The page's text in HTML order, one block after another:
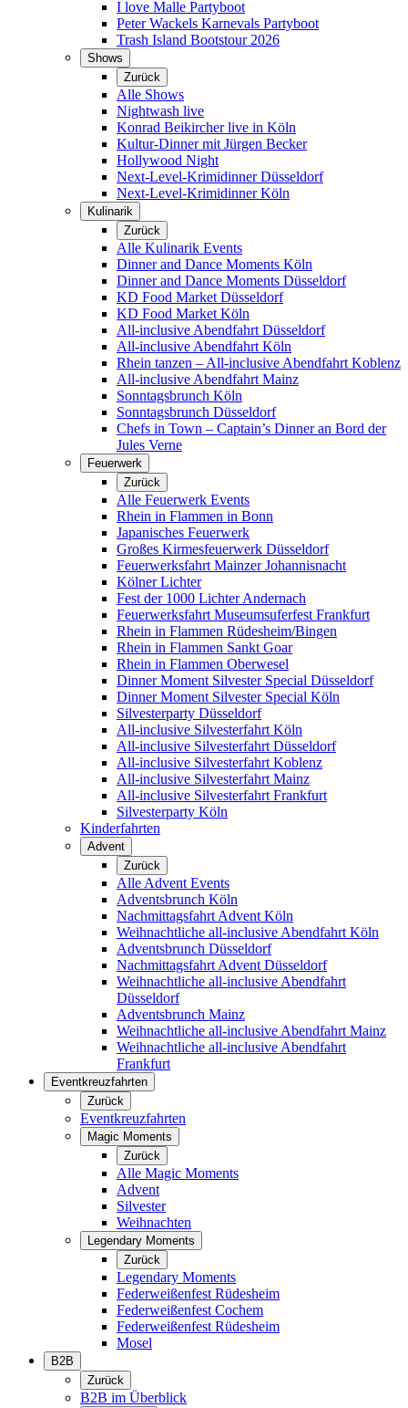
I love Malle Partyboot
Peter Wackels Karnevals Partyboot
Trash Island Bootstour 2026
Shows
Zurück
Alle Shows
Nightwash live
Konrad Beikircher live in Köln
Kultur-Dinner mit Jürgen Becker
Hollywood Night
Next-Level-Krimidinner Düsseldorf
Next-Level-Krimidinner Köln
Kulinarik
Zurück
Alle Kulinarik Events
Dinner and Dance Moments Köln
Dinner and Dance Moments Düsseldorf
KD Food Market Düsseldorf
KD Food Market Köln
All-inclusive Abendfahrt Düsseldorf
All-inclusive Abendfahrt Köln
Rhein tanzen – All-inclusive Abendfahrt Koblenz
All-inclusive Abendfahrt Mainz
Sonntagsbrunch Köln
Sonntagsbrunch Düsseldorf
Chefs in Town – Captain’s Dinner an Bord der
Jules Verne
Feuerwerk
Zurück
Alle Feuerwerk Events
Rhein in Flammen in Bonn
Japanisches Feuerwerk
Großes Kirmesfeuerwerk Düsseldorf
Feuerwerksfahrt Mainzer Johannisnacht
Kölner Lichter
Fest der 1000 Lichter Andernach
Feuerwerksfahrt Museumsuferfest Frankfurt
Rhein in Flammen Rüdesheim/Bingen
Rhein in Flammen Sankt Goar
Rhein in Flammen Oberwesel
Dinner Moment Silvester Special Düsseldorf
Dinner Moment Silvester Special Köln
Silvesterparty Düsseldorf
All-inclusive Silvesterfahrt Köln
All-inclusive Silvesterfahrt Düsseldorf
All-inclusive Silvesterfahrt Koblenz
All-inclusive Silvesterfahrt Mainz
All-inclusive Silvesterfahrt Frankfurt
Silvesterparty Köln
Kinderfahrten
Advent
Zurück
Alle Advent Events
Adventsbrunch Köln
Nachmittagsfahrt Advent Köln
Weihnachtliche all-inclusive Abendfahrt Köln
Adventsbrunch Düsseldorf
Nachmittagsfahrt Advent Düsseldorf
Weihnachtliche all-inclusive Abendfahrt
Düsseldorf
Adventsbrunch Mainz
Weihnachtliche all-inclusive Abendfahrt Mainz
Weihnachtliche all-inclusive Abendfahrt
Frankfurt
Eventkreuzfahrten
Zurück
Eventkreuzfahrten
Magic Moments
Zurück
Alle Magic Moments
Advent
Silvester
Weihnachten
Legendary Moments
Zurück
Legendary Moments
Federweißenfest Rüdesheim
Federweißenfest Cochem
Federweißenfest Rüdesheim
Mosel
B2B
Zurück
B2B im Überblick